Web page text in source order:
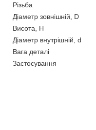
Різьба
Діаметр зовнішній, D
Висота, H
Діаметр внутрішній, d
Вага деталі
Застосування